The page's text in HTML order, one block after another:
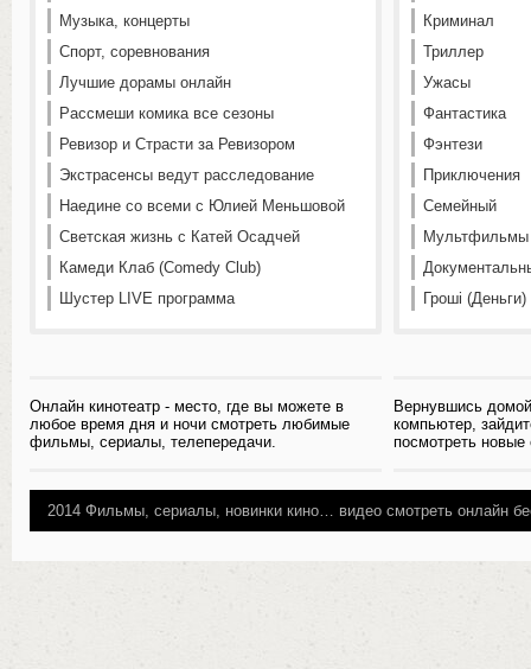
Музыка, концерты
Спорт, соревнования
Лучшие дорамы онлайн
Рассмеши комика все сезоны
Ревизор и Страсти за Ревизором
Экстрасенсы ведут расследование
Наедине со всеми с Юлией Меньшовой
Светская жизнь с Катей Осадчей
Камеди Клаб (Comedy Club)
Шустер LIVE программа
Онлайн кинотеатр - место, где вы можете в
любое время дня и ночи смотреть любимые
фильмы, сериалы, телепередачи.
Криминал
Триллер
Ужасы
Фантастика
Фэнтези
Приключения
Семейный
Мультфильмы
Гроші
Вернувшись
компьютер,
посмотреть
2014 Фильмы, сериалы, новинки кино… видео смотреть онлайн